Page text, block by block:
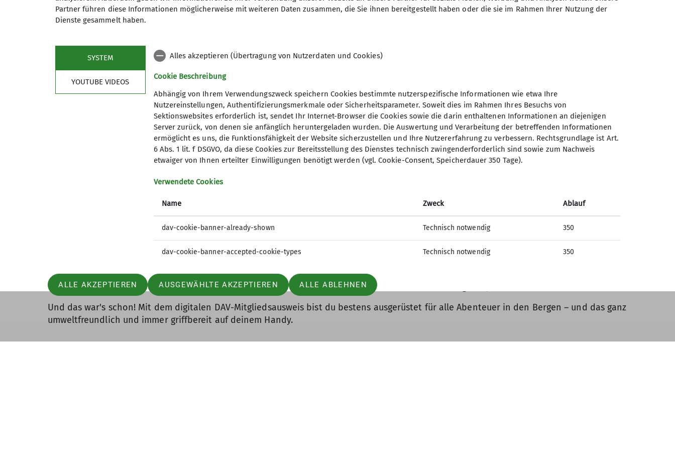
22.05.2024
Dein DAV-Mitgliedsausweis ist jetzt auch in digitaler Form verfügbar. Damit hast du alle wichtigen Infos immer dabei, direkt auf deinem
Smartphone. Kein lästiges Suchen mehr nach dem Papierausweis!
Login oder Registrierung: Bevor du deinen digitalen Ausweis nutzen kannst, musst du dich auf der Webseite mein.alpenverein.de
registrieren. Dafür brauchst du deine Mitgliedsnummer und die IBAN, die du für den Mitgliedsbeitrag beim DAV hinterlegt hast, und eine E-
Mail-Adresse. Nach der Registrierung musst du den Link, den du per E-Mail erhältst, innerhalb 48 Stunden bestätigen und ein Passwort
Anmelden bei Mein.Alpenverein.de: Nach der Registrierung melde dich mit deinen Zugangsdaten an.
automatisch per E-Mail zugeschickt.
Gültigkeit: Genau wie der klassische Ausweis, ist auch der digitale nur in Verbindung mit einem amtlichen Lichtbildausweis gültig.
Für Neueinsteiger*in: Frisch beim DAV angemeldet? Herzlich willkommen! Etwa drei Wochen nach deinem Beitritt kannst du deinen
digitalen Ausweis abrufen. Ab dem 1. Februar eines jeden Jahres gibt’s den Ausweis für das neue Mitgliedsjahr.
Und das war's schon! Mit dem digitalen DAV-Mitgliedsausweis bist du bestens ausgerüstet für alle Abenteuer in den Bergen – und das ganz
umweltfreundlich und immer griffbereit auf deinem Handy.
Partner führen diese Informationen möglicherweise mit weiteren Daten zusammen, die Sie ihnen bereitgestellt haben oder die sie im Rahmen Ihrer Nutzung der
Dienste gesammelt haben.
SYSTEM
YOUTUBE VIDEOS
Alles akzeptieren (Übertragung von Nutzerdaten und Cookies)
Cookie Beschreibung
Abhängig von Ihrem Verwendungszweck speichern Cookies bestimmte nutzerspezifische Informationen wie etwa Ihre
Nutzereinstellungen, Authentifizierungsmerkmale oder Sicherheitsparameter. Soweit dies im Rahmen Ihres Besuchs von
Sektionswebsites erforderlich ist, sendet Ihr Internet-Browser die Cookies sowie die darin enthaltenen Informationen an diejenigen
Server zurück, von denen sie anfänglich heruntergeladen wurden. Die Auswertung und Verarbeitung der betreffenden Informationen
ermöglicht es uns, die Funktionsfähigkeit der Website sicherzustellen und Ihre Nutzererfahrung zu verbessern. Rechtsgrundlage ist Art.
6 Abs. 1 lit. f DSGVO, da diese Cookies zur Bereitsstellung des Dienstes technisch zwingenderforderlich sind sowie zum Nachweis
etwaiger von Ihnen erteilter Einwilligungen benötigt werden (vgl. Cookie-Consent, Speicherdauer 350 Tage).
Verwendete Cookies
Name Zweck Ablauf
dav-cookie-banner-already-shown Technisch notwendig 350
dav-cookie-banner-accepted-cookie-types Technisch notwendig 350
ALLE AKZEPTIEREN AUSGEWÄHLTE AKZEPTIEREN ALLE ABLEHNEN